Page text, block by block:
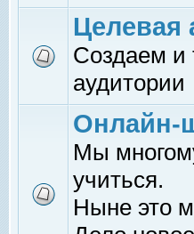
Целевая
Создаем и
аудитории
Онлайн-
Мы
учиться.
Ныне это